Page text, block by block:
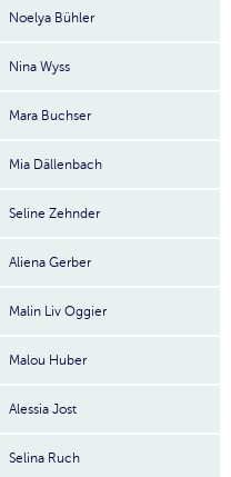
Noelya Bühler
Nina Wyss
Mara Buchser
Mia Dällenbach
Seline Zehnder
Aliena Gerber
Malin Liv Oggier
Malou Huber
Alessia Jost
Selina Ruch